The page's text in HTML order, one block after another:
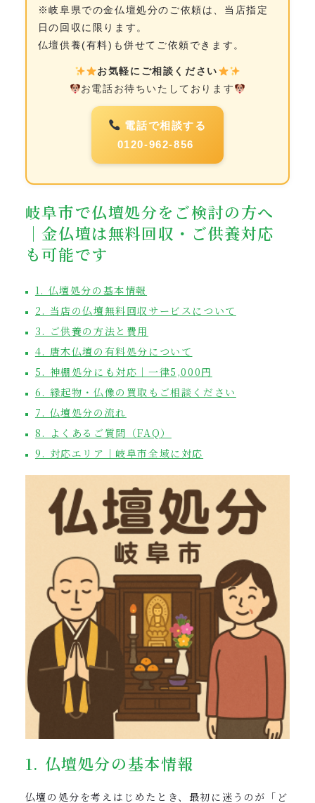
※岐阜県での金仏壇処分のご依頼は、当店指定
日の回収に限ります。
仏壇供養(有料)も併せてご依頼できます。
お気軽にご相談ください
お電話お待ちいたしております
電話で相談する
0120-962-856
岐阜市で仏壇処分をご検討の方へ
｜金仏壇は無料回収・ご供養対応
も可能です
1. 仏壇処分の基本情報
2. 当店の仏壇無料回収サービスについて
3. ご供養の方法と費用
4. 唐木仏壇の有料処分について
5. 神棚処分にも対応｜一律5,000円
6. 縁起物・仏像の買取もご相談ください
7. 仏壇処分の流れ
8. よくあるご質問（FAQ）
9. 対応エリア｜岐阜市全域に対応
1. 仏壇処分の基本情報
仏壇の処分を考えはじめたとき、最初に迷うのが「ど